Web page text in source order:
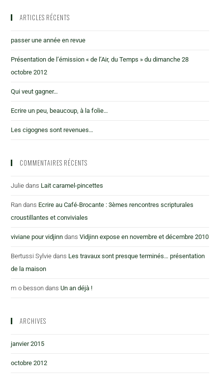
ARTICLES RÉCENTS
passer une année en revue
Présentation de l’émission « de l’Air, du Temps » du dimanche 28
octobre 2012
Qui veut gagner…
Ecrire un peu, beaucoup, à la folie…
Les cigognes sont revenues…
COMMENTAIRES RÉCENTS
Julie dans Lait caramel-pincettes
Ran dans Ecrire au Café-Brocante : 3èmes rencontres scripturales
croustillantes et conviviales
viviane pour vidjinn dansVidjinn expose en novembre et décembre 2010
Bertussi Sylvie dans Les travaux sont presque terminés… présentation
de la maison
m o besson dansUn an déjà !
ARCHIVES
janvier 2015
octobre 2012